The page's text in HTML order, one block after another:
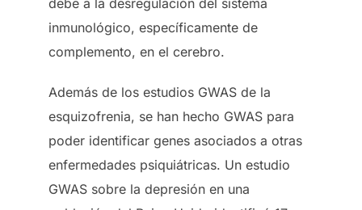
inmunológico, específicamente de
complemento, en el cerebro.
Además de los estudios GWAS de la
esquizofrenia, se han hecho GWAS para
poder identificar genes asociados a otras
enfermedades psiquiátricas. Un estudio
GWAS sobre la depresión en una